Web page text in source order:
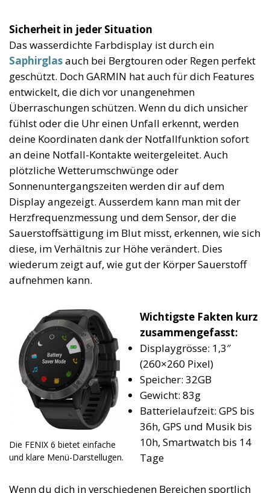
Sicherheit in jeder Situation
Das wasserdichte Farbdisplay ist durch ein
Saphirglasauch bei Bergtouren oder Regen perfekt
geschützt. Doch GARMIN hat auch für dich Features
entwickelt, die dich vor unangenehmen
Überraschungen schützen. Wenn du dich unsicher
fühlst oder die Uhr einen Unfall erkennt, werden
deine Koordinaten dank der Notfallfunktion sofort
an deine Notfall-Kontakte weitergeleitet. Auch
plötzliche Wetterumschwünge oder
Sonnenuntergangszeiten werden dir auf dem
Display angezeigt. Ausserdem kann man mit der
Herzfrequenzmessung und dem Sensor, der die
Sauerstoffsättigung im Blut misst, erkennen, wie sich
diese, im Verhältnis zur Höhe verändert. Dies
wiederum zeigt auf, wie gut der Körper Sauerstoff
aufnehmen kann.
Die FENIX 6 bietet einfache
und klare Menü-Darstellugen.
Wichtigste Fakten kurz
zusammengefasst:
Displaygrösse: 1,3″
(260×260 Pixel)
Speicher: 32GB
Gewicht: 83g
Batterielaufzeit: GPS bis
36h, GPS und Musik bis
10h, Smartwatch bis 14
Tage
Wenn du dich in verschiedenen Bereichen sportlich